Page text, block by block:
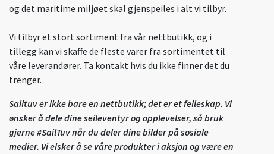
og det maritime miljøet skal gjenspeiles i alt vi tilbyr.
Vi tilbyr et stort sortiment fra vår nettbutikk, og i
tillegg kan vi skaffe de fleste varer fra sortimentet til
våre leverandører. Ta kontakt hvis du ikke finner det du
trenger.
Sailtuv er ikke bare en nettbutikk; det er et felleskap. Vi
ønsker å dele dine seileventyr og opplevelser, så bruk
gjerne #SailTuv når du deler dine bilder på sosiale
medier. Vi elsker å se våre produkter i aksjon og være en